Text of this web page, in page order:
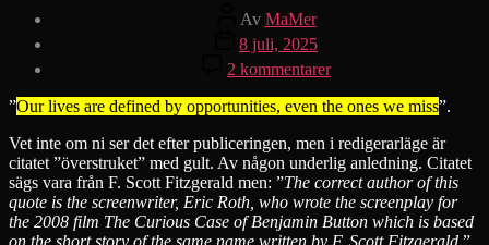
Inläggsförfattare
Av MaMer
Inläggsdatum
8 juli, 2025
2 kommentarertill
PARK
”Our lives are defined by opportunities, even the ones we miss”.
Vet inte om ni ser det efter publiceringen, men i redigerarläge är
citatet ”överstruket” med gult. Av någon underlig anledning. Citatet
sägs vara från F. Scott Fitzgerald men: ”The correct author of this
quote is the screenwriter, Eric Roth, who wrote the screenplay for
the 2008 film The Curious Case of Benjamin Button which is based
on the short story of the same name written by F. Scott Fitzgerald.”